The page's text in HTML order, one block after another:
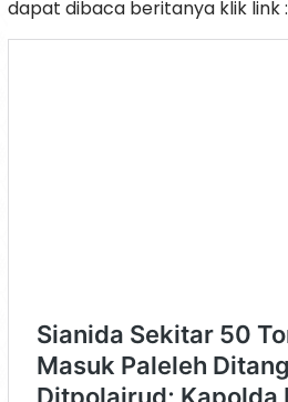
dapat dibaca beritanya klik link :